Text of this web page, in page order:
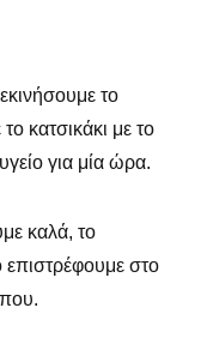
το
κατσικάκι με το
για μία ώρα.
καλά, το
στο